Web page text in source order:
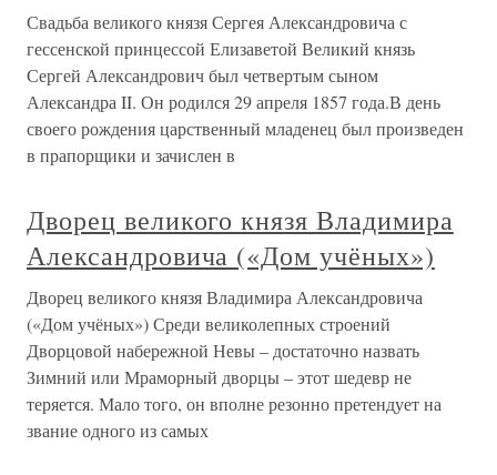
Свадьба великого князя Сергея Александровича с
гессенской принцессой Елизаветой Великий князь
Сергей Александрович был четвертым сыном
Александра II. Он родился 29 апреля 1857 года.В день
своего рождения царственный младенец был произведен
в прапорщики и зачислен в
Дворец великого князя Владимира
Александровича («Дом учёных»)
Дворец великого князя Владимира Александровича
(«Дом учёных») Среди великолепных строений
Дворцовой набережной Невы – достаточно назвать
Зимний или Мраморный дворцы – этот шедевр не
теряется. Мало того, он вполне резонно претендует на
звание одного из самых